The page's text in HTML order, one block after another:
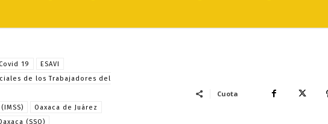
19
ESAVI
de los Trabajadores del
Oaxaca de Juárez
(SSO)
Cuota